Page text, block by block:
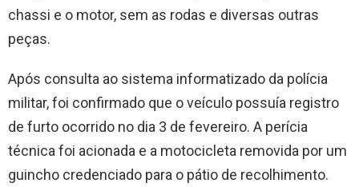
chassi e o motor, sem as rodas e diversas outras
peças.
Após consulta ao sistema informatizado da polícia
militar, foi confirmado que o veículo possuía registro
de furto ocorrido no dia 3 de fevereiro. A perícia
técnica foi acionada e a motocicleta removida por um
guincho credenciado para o pátio de recolhimento.